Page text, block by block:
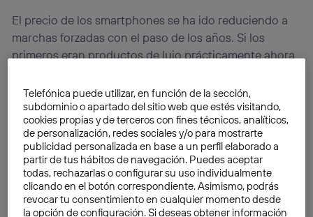
El precio de los smartphones se ha ido reduciendo a
marchas forzadas con el paso de los años. Si los
primeros eran productos de lujo prácticamente ahora
funcionalespor menos de 100 euros. Aunque donde
de verdad se venden los dispositivos más baratos en
el países en desarrollo. Firefox OS se lanzó en estos
mercados con esta intención, mientras que diversos
fabricantes chinos ofrecen terminales con Android por
unas pocas decenas de dólares.
Microsoft presentó a principios de este año un
Telefónica puede utilizar, en función de la sección,
subdominio o apartado del sitio web que estés visitando,
cookies propias y de terceros con fines técnicos, analíticos,
de personalización, redes sociales y/o para mostrarte
publicidad personalizada en base a un perfil elaborado a
partir de tus hábitos de navegación. Puedes aceptar
todas, rechazarlas o configurar su uso individualmente
clicando en el botón correspondiente. Asimismo, podrás
revocar tu consentimiento en cualquier momento desde
la opción de configuración. Si deseas obtener información